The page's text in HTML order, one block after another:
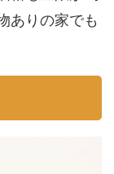
ありの家でも